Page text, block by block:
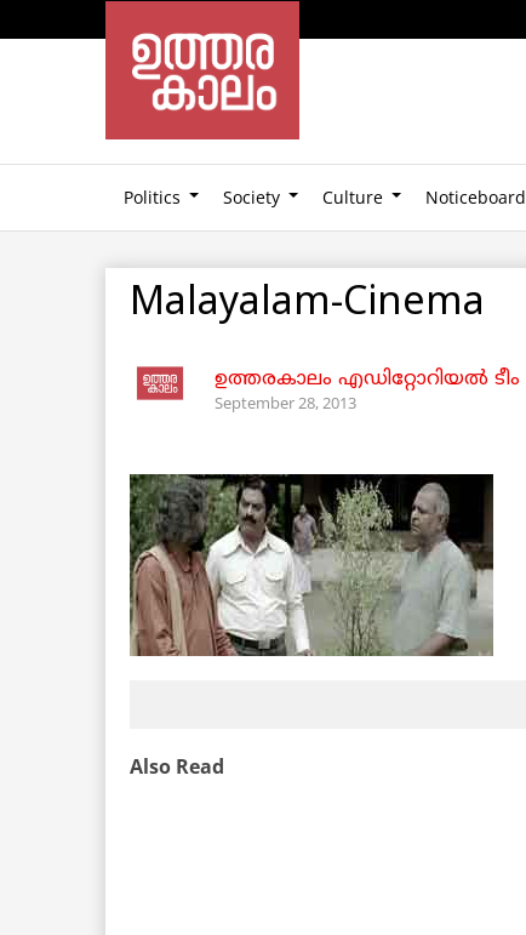
Politics Society Culture Noticeboard
Malayalam-Cinema
ഉത്തരകാലം എഡിറ്റോറിയല്‍ ടീം
September 28, 2013
Also Read